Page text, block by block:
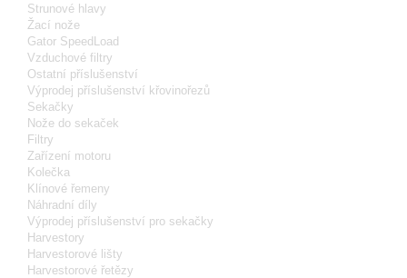
Strunové hlavy
Žací nože
Gator SpeedLoad
Vzduchové filtry
Ostatní příslušenství
Výprodej příslušenství křovinořezů
Sekačky
Nože do sekaček
Filtry
Zařízení motoru
Kolečka
Klínové řemeny
Náhradní díly
Výprodej příslušenství pro sekačky
Harvestory
Harvestorové lišty
Harvestorové řetězy